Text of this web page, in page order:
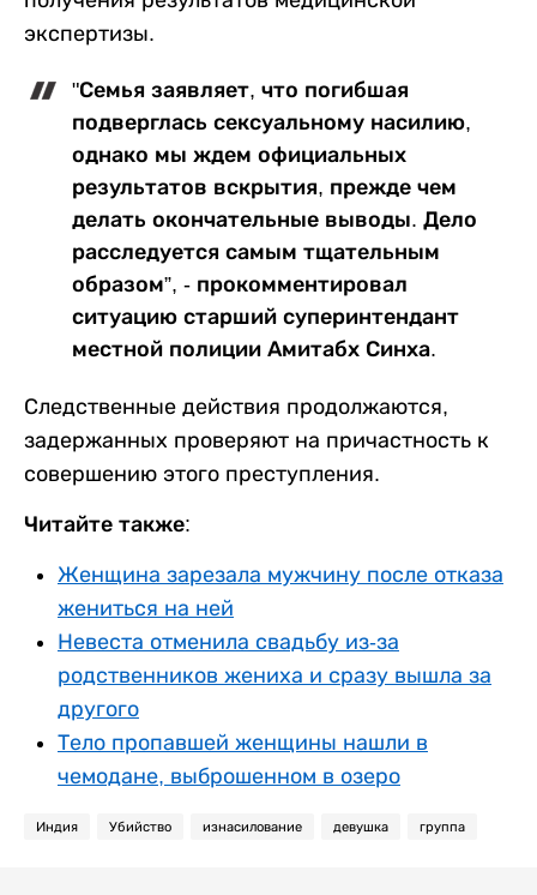
экспертизы.
"Семья заявляет, что погибшая
подверглась сексуальному насилию,
однако мы ждем официальных
результатов вскрытия, прежде чем
делать окончательные выводы. Дело
расследуется самым тщательным
образом”, - прокомментировал
ситуацию старший суперинтендант
местной полиции Амитабх Синха.
Следственные действия продолжаются,
задержанных проверяют на причастность к
совершению этого преступления.
Читайте также:
Женщина зарезала мужчину после отказа
жениться на ней
Невеста отменила свадьбу из-за
родственников жениха и сразу вышла за
другого
Тело пропавшей женщины нашли в
чемодане, выброшенном в озеро
Индия Убийство изнасилование девушка группа